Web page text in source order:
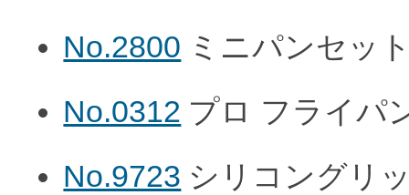
No.2800 ミニパンセッ
No.0312 プロ フライパ
No.9723 シリコングリ